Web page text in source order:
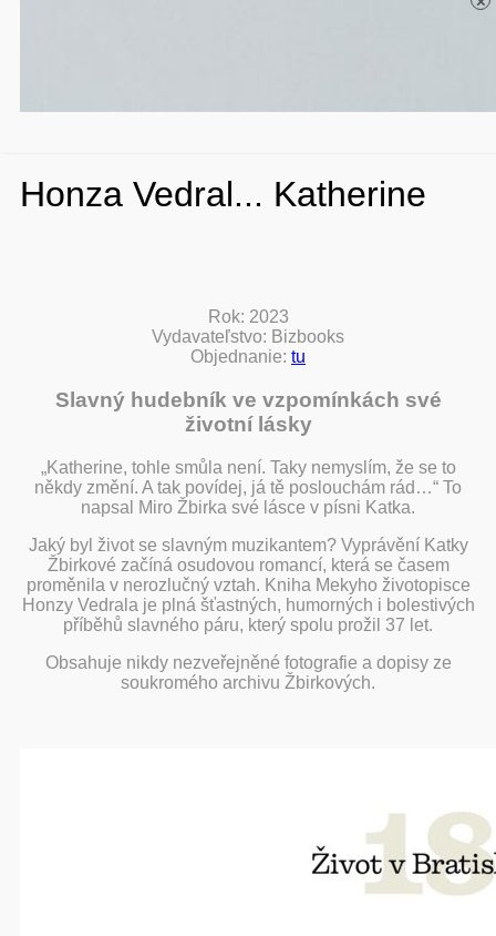
Honza Vedral... Katherine
Rok: 2023
Vydavateľstvo: Bizbooks
Objednanie: tu
Slavný hudebník ve vzpomínkách své
životní lásky
„Katherine, tohle smůla není. Taky nemyslím, že se to
někdy změní. A tak povídej, já tě poslouchám rád…“ To
napsal Miro Žbirka své lásce v písni Katka.
Jaký byl život se slavným muzikantem? Vyprávění Katky
Žbirkové začíná osudovou romancí, která se časem
proměnila v nerozlučný vztah. Kniha Mekyho životopisce
Honzy Vedrala je plná šťastných, humorných i bolestivých
příběhů slavného páru, který spolu prožil 37 let.
Obsahuje nikdy nezveřejněné fotografie a dopisy ze
soukromého archivu Žbirkových.